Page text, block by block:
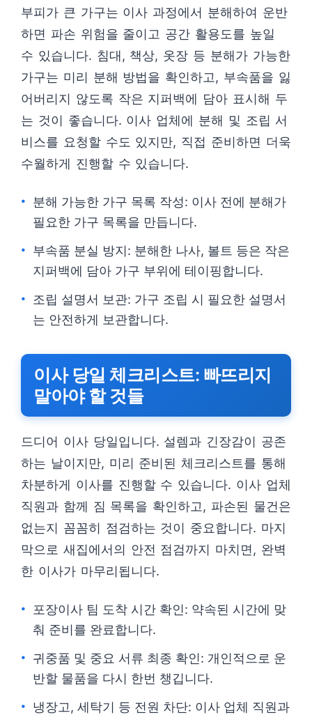
부피가 큰 가구는 이사 과정에서 분해하여 운반
하면 파손 위험을 줄이고 공간 활용도를 높일
수 있습니다. 침대, 책상, 옷장 등 분해가 가능한
가구는 미리 분해 방법을 확인하고, 부속품을 잃
어버리지 않도록 작은 지퍼백에 담아 표시해 두
는 것이 좋습니다. 이사 업체에 분해 및 조립 서
비스를 요청할 수도 있지만, 직접 준비하면 더욱
수월하게 진행할 수 있습니다.
분해 가능한 가구 목록 작성: 이사 전에 분해가
필요한 가구 목록을 만듭니다.
부속품 분실 방지: 분해한 나사, 볼트 등은 작은
지퍼백에 담아 가구 부위에 테이핑합니다.
조립 설명서 보관: 가구 조립 시 필요한 설명서
는 안전하게 보관합니다.
이사 당일 체크리스트: 빠뜨리지
말아야 할 것들
드디어 이사 당일입니다. 설렘과 긴장감이 공존
하는 날이지만, 미리 준비된 체크리스트를 통해
차분하게 이사를 진행할 수 있습니다. 이사 업체
직원과 함께 짐 목록을 확인하고, 파손된 물건은
없는지 꼼꼼히 점검하는 것이 중요합니다. 마지
막으로 새집에서의 안전 점검까지 마치면, 완벽
한 이사가 마무리됩니다.
포장이사 팀 도착 시간 확인: 약속된 시간에 맞
춰 준비를 완료합니다.
귀중품 및 중요 서류 최종 확인: 개인적으로 운
반할 물품을 다시 한번 챙깁니다.
냉장고, 세탁기 등 전원 차단: 이사 업체 직원과